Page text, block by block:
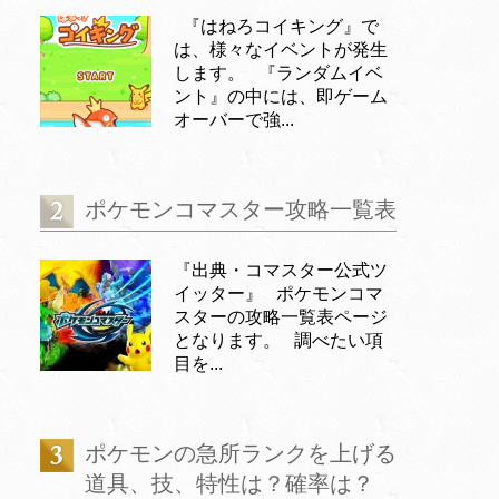
『はねろコイキング』で
は、様々なイベントが発生
します。 『ランダムイベ
ント』の中には、即ゲーム
オーバーで強...
ポケモンコマスター攻略一覧表
『出典・コマスター公式ツ
イッター』 ポケモンコマ
スターの攻略一覧表ページ
となります。 調べたい項
目を...
ポケモンの急所ランクを上げる
道具、技、特性は？確率は？